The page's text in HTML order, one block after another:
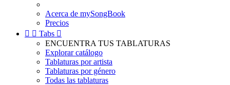
Acerca de mySongBook
Precios
  Tabs 
ENCUENTRA TUS TABLATURAS
Explorar catálogo
Tablaturas por artista
Tablaturas por género
Todas las tablaturas